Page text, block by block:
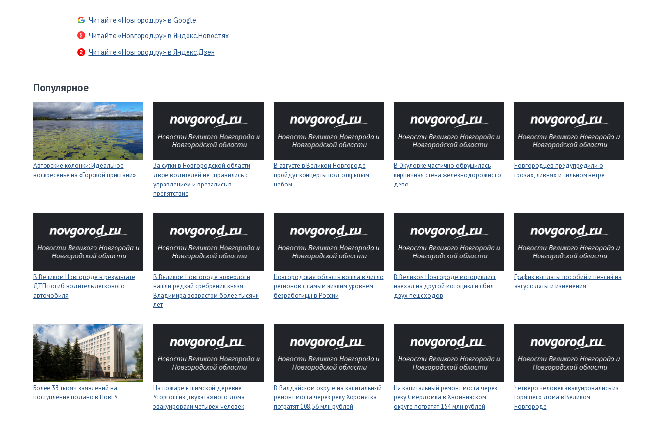
Читайте «Новгород.ру» в Google
Читайте «Новгород.ру» в Яндекс.Новостях
Читайте «Новгород.ру» в Яндекс.Дзен
Популярное
Авторские колонки: Идеальное
воскресенье на «Горской пристани»
За сутки в Новгородской области
двое водителей не справились с
управлением и врезались в
препятствие
В августе в Великом Новгороде
пройдут концерты под открытым
небом
В Окуловке частично обрушилась
кирпичная стена железнодорожного
депо
Новгородцев предупредили о
грозах, ливнях и сильном ветре
В Великом Новгороде в результате
ДТП погиб водитель легкового
автомобиля
В Великом Новгороде археологи
нашли редкий сребреник князя
Владимира возрастом более тысячи
лет
Новгородская область вошла в число
регионов с самым низким уровнем
безработицы в России
В Великом Новгороде мотоциклист
наехал на другой мотоцикл и сбил
двух пешеходов
График выплаты пособий и пенсий на
август: даты и изменения
Более 33 тысяч заявлений на
поступление подано в НовГУ
На пожаре в шимской деревне
Уторгош из двухэтажного дома
эвакуировали четырёх человек
В Валдайском округе на капитальный
ремонт моста через реку Хоронятка
потратят 108,56 млн рублей
На капитальный ремонт моста через
реку Смердомка в Хвойнинском
округе потратят 154 млн рублей
Четверо человек эвакуировались из
горящего дома в Великом
Новгороде